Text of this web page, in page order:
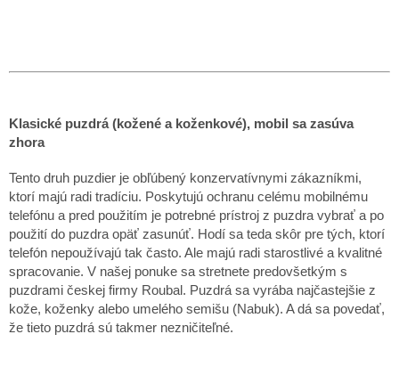
Klasické puzdrá (kožené a koženkové), mobil sa zasúva
zhora
Tento druh puzdier je obľúbený konzervatívnymi zákazníkmi,
ktorí majú radi tradíciu. Poskytujú ochranu celému mobilnému
telefónu a pred použitím je potrebné prístroj z puzdra vybrať a po
použití do puzdra opäť zasunúť. Hodí sa teda skôr pre tých, ktorí
telefón nepoužívajú tak často. Ale majú radi starostlivé a kvalitné
spracovanie. V našej ponuke sa stretnete predovšetkým s
puzdrami českej firmy Roubal. Puzdrá sa vyrába najčastejšie z
kože, koženky alebo umelého semišu (Nabuk). A dá sa povedať,
že tieto puzdrá sú takmer nezničiteľné.